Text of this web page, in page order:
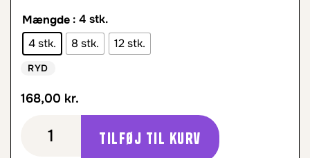
Mængde : 4 stk.
4 stk.
8 stk. 12 stk.
RYD
168,00 kr.
Tilføj til kurv